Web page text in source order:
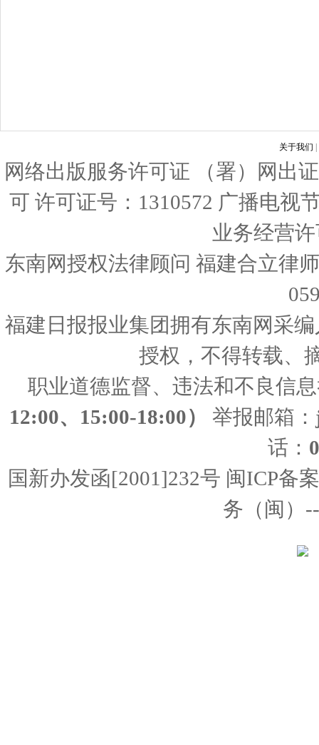
关于我们
网络出版服务许可证 （署）网出
可 许可证号：1310572 广播电视
业务经营
东南网授权法律顾问 福建合立律
福建日报报业集团拥有东南网采
授权，不得转载、
职业道德监督、违法和不良信
12:00、15:00-18:00）
举报邮箱：
话：
国新办发函[2001]232号 闽ICP备
务（闽）